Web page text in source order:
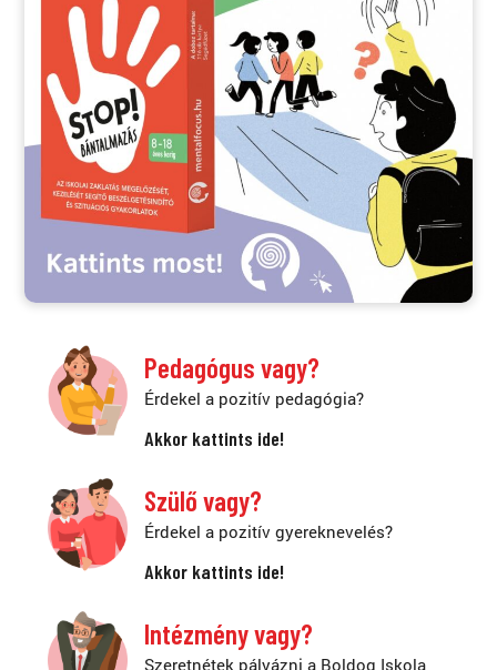
Pedagógus vagy?
Érdekel a pozitív pedagógia?
Akkor kattints ide!
Szülő vagy?
Érdekel a pozitív gyereknevelés?
Akkor kattints ide!
Intézmény vagy?
Szeretnétek pályázni a Boldog Iskola